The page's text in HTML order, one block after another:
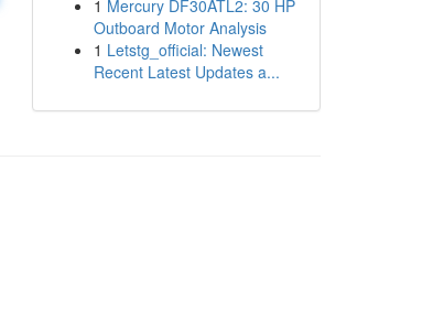
1 Mercury DF30ATL2: 30 HP
Outboard Motor Analysis
1 Letstg_official: Newest
Recent Latest Updates a...